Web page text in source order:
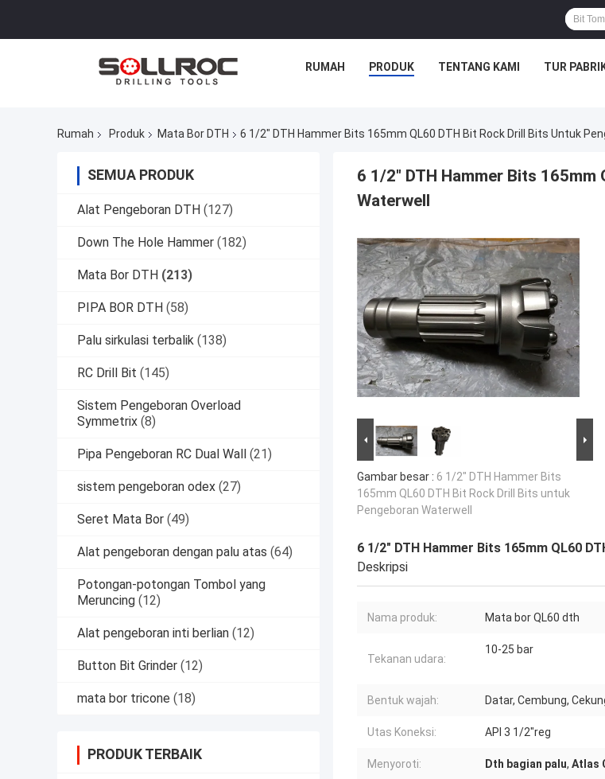
RUMAH PRODUK TENTANG KAMI TUR
Rumah Produk Mata Bor DTH 6 1/2" DTH Hammer Bits 165mm QL60 DTH Bit Rock Drill Bits Untuk
SEMUA PRODUK
Alat Pengeboran DTH (127)
Down The Hole Hammer (182)
Mata Bor DTH (213)
PIPA BOR DTH (58)
Palu sirkulasi terbalik (138)
RC Drill Bit (145)
Sistem Pengeboran Overload
Symmetrix (8)
Pipa Pengeboran RC Dual Wall (21)
sistem pengeboran odex (27)
Seret Mata Bor (49)
Alat pengeboran dengan palu atas (64)
Potongan-potongan Tombol yang
Meruncing (12)
Alat pengeboran inti berlian (12)
Button Bit Grinder (12)
mata bor tricone (18)
PRODUK TERBAIK
6 1/2" DTH Hammer Bits
Waterwell
Gambar besar : 6 1/2" DTH Hammer Bits
165mm QL60 DTH Bit Rock Drill Bits untuk
Pengeboran Waterwell
6 1/2" DTH Hammer Bits 165mm QL60
Deskripsi
Nama produk: Mata bor QL60 dth
Tekanan udara:
10-25 bar
Bentuk wajah: Datar, Cembung,
Utas Koneksi: API 3 1/2"reg
Menyoroti: Dth bagian palu, Atlas